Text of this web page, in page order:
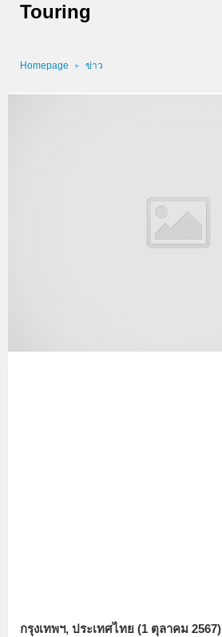
Touring
Homepage ข่าว
กรุงเทพฯ, ประเทศไทย (1 ตุลาคม 2567)